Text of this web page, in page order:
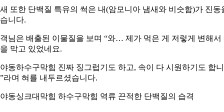
또한 단백질 특유의 썩은 내(암모니아 냄새와 비슷함)가 진동
니다.
님은 배출된 이물질을 보며 “와… 제가 먹은 게 저렇게 변해서
막고 있었네요.
동하수구막힘 진짜 징그럽기도 하고, 속이 다 시원하기도 합니
라며 혀를 내두르셨습니다.
동싱크대막힘 하수구막힘 역류 끈적한 단백질의 습격